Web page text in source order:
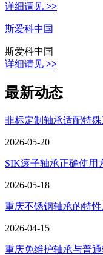
详细请见 >>
斯爱科中国
斯爱科中国
详细请见 >>
最新动态
非标定制轴承适配特
2026-05-20
SIK滚子轴承正确使用
2026-05-18
重庆不锈钢轴承的特
2026-04-15
重庆免维护轴承与普